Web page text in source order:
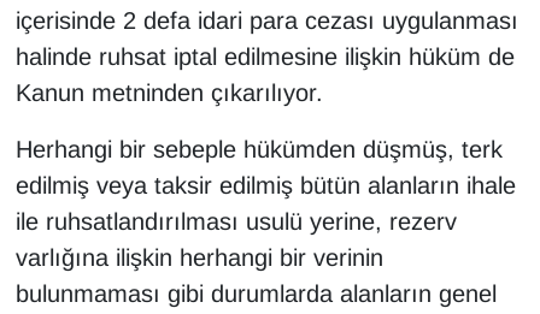
içerisinde 2 defa idari para cezası uygulanması
halinde ruhsat iptal edilmesine ilişkin hüküm de
Kanun metninden çıkarılıyor.
Herhangi bir sebeple hükümden düşmüş, terk
edilmiş veya taksir edilmiş bütün alanların ihale
ile ruhsatlandırılması usulü yerine, rezerv
varlığına ilişkin herhangi bir verinin
bulunmaması gibi durumlarda alanların genel